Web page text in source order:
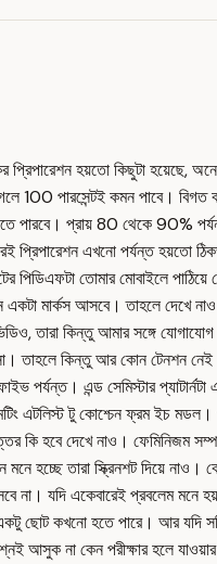
প্রিপারেশন হয়তো কিছুটা
100 পারসেন্টই কমন পাবে।
পারবে। প্রায় 80 থেকে 90%
এখনো পর্যন্ত হয়তো
পিডিএফটা তোমার মোবাইলে
একটা মার্কস আসবে। তাহলে দেখে
কিন্তু আমার সঙ্গে যোগাযোগ
তাহলে কিন্তু আর কোন টেনশন নেই।
এন্ড সেমিস্টার প্যাটার্নটা
এটলিস্ট টু কোশ্চেন ফ্রম ইচ
কি হবে দেখে নাও। ফেমিনিজম
তারা স্ক্রিনশট দিয়ে নাও।
না। যদি একেবারেই প্রবলেম মনে
ছোট কখনো হতে পারে। আর যদি
আসুক না কেন পরীক্ষার হলে